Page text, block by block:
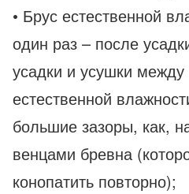
• Брус естественной
один раз – после
усадки и усушки
естественной
большие зазоры, как,
венцами бревна
конопатить повторно);